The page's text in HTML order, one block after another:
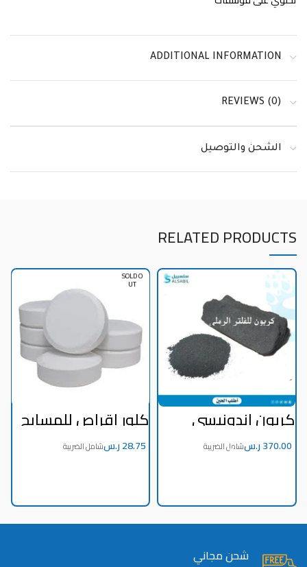
ADDITIONAL INFORMATION
REVIEWS (0)
الشحن والتوصيل
RELATED PRODUCTS
كربون اندونيسي
ر.س
SOLD O
UT
كلور اقراص للمسابح
– 1كجم ر.س
شحن مجاني